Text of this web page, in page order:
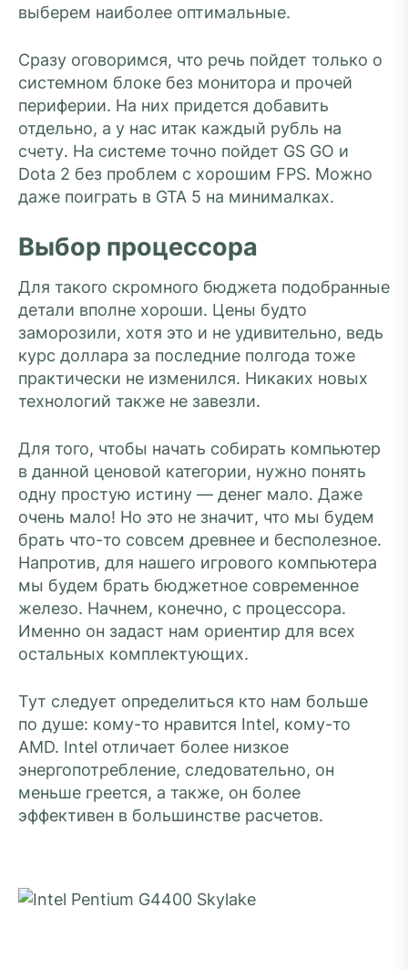
выберем наиболее оптимальные.
Сразу оговоримся, что речь пойдет только о
системном блоке без монитора и прочей
периферии. На них придется добавить
отдельно, а у нас итак каждый рубль на
счету. На системе точно пойдет GS GO и
Dota 2 без проблем с хорошим FPS. Можно
даже поиграть в GTA 5 на минималках.
Выбор процессора
Для такого скромного бюджета подобранные
детали вполне хороши. Цены будто
заморозили, хотя это и не удивительно, ведь
курс доллара за последние полгода тоже
практически не изменился. Никаких новых
технологий также не завезли.
Для того, чтобы начать собирать компьютер
в данной ценовой категории, нужно понять
одну простую истину — денег мало. Даже
очень мало! Но это не значит, что мы будем
брать что-то совсем древнее и бесполезное.
Напротив, для нашего игрового компьютера
мы будем брать бюджетное современное
железо. Начнем, конечно, с процессора.
Именно он задаст нам ориентир для всех
остальных комплектующих.
Тут следует определиться кто нам больше
по душе: кому-то нравится Intel, кому-то
AMD. Intel отличает более низкое
энергопотребление, следовательно, он
меньше греется, а также, он более
эффективен в большинстве расчетов.